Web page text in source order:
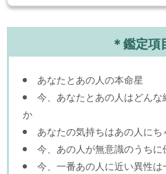
＊鑑定項
あなたとあの人の本命星
今、あなたとあの人はどん
か
あなたの気持ちはあの人に
今、あの人が無意識のうち
今、一番あの人に近い異性は